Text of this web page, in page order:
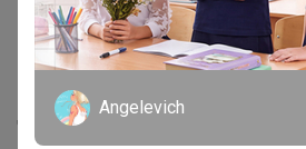
15 июня, 2018 16:49
ЕЛЕНАTKTYF
, к сожалению, не
четверг планируем развоз
Angelevich